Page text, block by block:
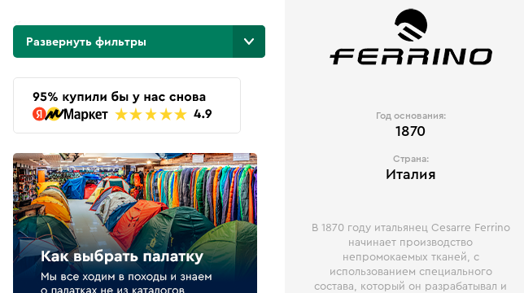
Категории
Коврики 1
Летняя одежда 2
Рюкзаки 127
Спальники 82
Фонари 1
ПОКАЗАТЬ
Найдено 24 товара
Развернуть фильтры
Год основания:
1870
Страна:
Италия
В 1870 году итальянец Cesarre Ferrino
начинает производство
непромокаемых тканей, с
использованием специального
состава, который он разрабатывал и